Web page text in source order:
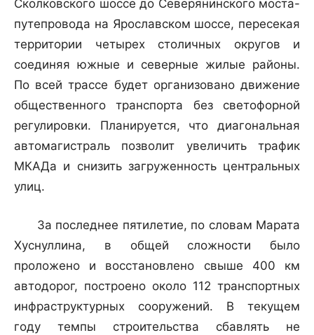
Сколковского шоссе до Северянинского моста-
путепровода на Ярославском шоссе, пересекая
территории четырех столичных округов и
соединяя южные и северные жилые районы.
По всей трассе будет организовано движение
общественного транспорта без светофорной
регулировки. Планируется, что диагональная
автомагистраль позволит увеличить трафик
МКАДа и снизить загруженность центральных
улиц.
За последнее пятилетие, по словам Марата
Хуснуллина, в общей сложности было
проложено и восстановлено свыше 400 км
автодорог, построено около 112 транспортных
инфраструктурных сооружений. В текущем
году темпы строительства сбавлять не